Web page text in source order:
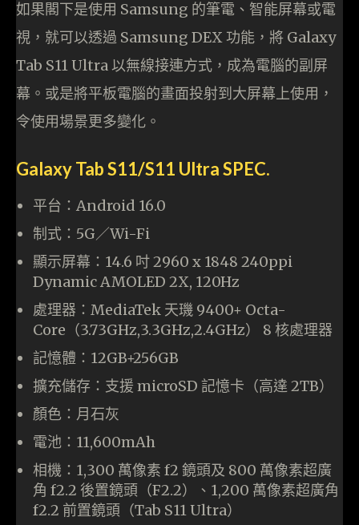
如果閣下是使用 Samsung 的筆電、智能屏幕或電
視，就可以透過 Samsung DEX 功能，將 Galaxy
Tab S11 Ultra 以無線接連方式，成為電腦的副屏
幕。或是將平板電腦的畫面投射到大屏幕上使用，
令使用場景更多變化。
Galaxy Tab S11/S11 Ultra SPEC.
平台：Android 16.0
制式：5G／Wi-Fi
顯示屏幕：14.6 吋 2960 x 1848 240ppi
Dynamic AMOLED 2X, 120Hz
處理器：MediaTek 天璣 9400+ Octa-
Core（3.73GHz,3.3GHz,2.4GHz） 8 核處理器
記憶體：12GB+256GB
擴充儲存：支援 microSD 記憶卡（高達 2TB）
顏色：月石灰
電池：11,600mAh
相機：1,300 萬像素 f2 鏡頭及 800 萬像素超廣
角 f2.2 後置鏡頭（F2.2）、1,200 萬像素超廣角
f2.2 前置鏡頭（Tab S11 Ultra）